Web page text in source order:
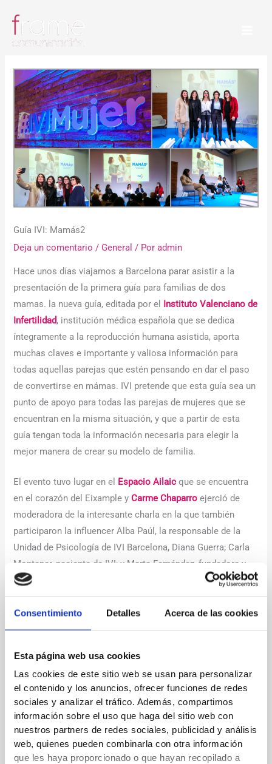
Consentimiento Detalles Acerca de las cookies
Esta página web usa cookies
Las cookies de este sitio web se usan para personalizar
el contenido y los anuncios, ofrecer funciones de redes
sociales y analizar el tráfico. Además, compartimos
información sobre el uso que haga del sitio web con
nuestros partners de redes sociales, publicidad y análisis
web, quienes pueden combinarla con otra información
que les haya proporcionado o que hayan recopilado a
contenido
Guía IVI: Mamás2
Deja un comentario / General / Poradmin
Hace unos días viajamos a Barcelona parar asistir a la
presentación de la primera guía para familias de dos
mamas. la nueva guía, editada por el Instituto Valenciano de
Infertilidad, institución médica española que se dedica
íntegramente a la reproducción humana asistida, aporta
muchas claves e importante y valiosa información para
todas aquellas parejas que estén pensando en dar el paso
de convertirse en mámas. IVI pretende que esta guía sea un
punto de apoyo para todas las parejas de mujeres que se
encuentran en la misma situación, y que a partir de esta
guía tengan toda la información necesaria para elegir la
mejor manera de crear su modelo de familia.
El evento tuvo lugar en el Espacio Ailaic que se encuentra
en el corazón del Eixample yCarme Chaparro ejerció de
moderadora de la interesante charla en la que también
participaron la influencer Alba Paúl, la responsable de la
Unidad de Psicología de IVI Barcelona, Diana Guerra; Carla
Montaner, paciente de IVI; y Marta Fernández, fundadora y
CEO de LesWorking (red profesional internacional para
Fue una tarde entrañable llena de momentos muy emotivos.
←Entrada anterior Entrada siguiente
Deja un comentario
Tu dirección de correo electrónico no será publicada. Los
campos obligatorios están marcados con